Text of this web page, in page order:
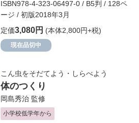
ISBN978-4-323-06497-0 / B5判 / 128ペ
ージ / 初版2018年3月
定価3,080円 (本体2,800円+税)
現在品切中
こん虫をそだてよう・しらべよう
体のつくり
岡島秀治 監修
小学校低学年から